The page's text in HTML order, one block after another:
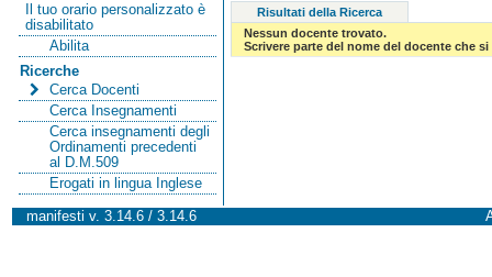
Il tuo orario personalizzato è
disabilitato
Abilita
Ricerche
Cerca Docenti
Cerca Insegnamenti
Cerca insegnamenti degli
Ordinamenti precedenti
al D.M.509
Erogati in lingua Inglese
Risultati della Ricerca
Nessun docente trovato.
Scrivere parte del nome del docente che
manifesti v. 3.14.6 / 3.14.6